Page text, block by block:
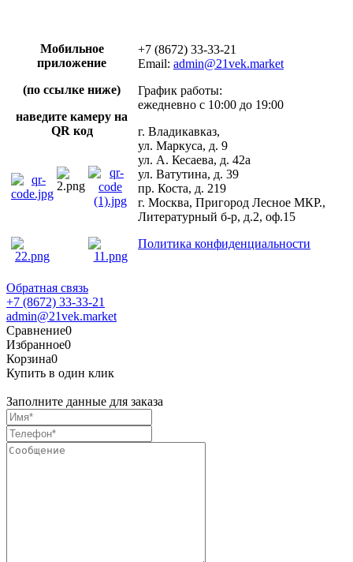
Мобильное
приложение
(по ссылке ниже)
наведите камеру на
QR код
+7 (8672) 33-33-21
Email: admin@21vek.market
График работы:
ежедневно с 10:00 до 19:00
г. Владикавказ,
ул. Маркуса, д. 9
ул. А. Кесаева, д. 42а
ул. Ватутина, д. 39
пр. Коста, д. 219
г. Москва, Пригород Лесное МКР.,
Литературный б-р, д.2, оф.15
Политика конфиденциальности
Обратная связь
+7 (8672) 33-33-21
admin@21vek.market
Сравнение0
Избранное0
Корзина0
Купить в один клик
Заполните данные для заказа